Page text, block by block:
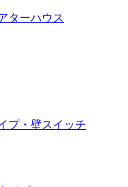
プ・壁スイッチ